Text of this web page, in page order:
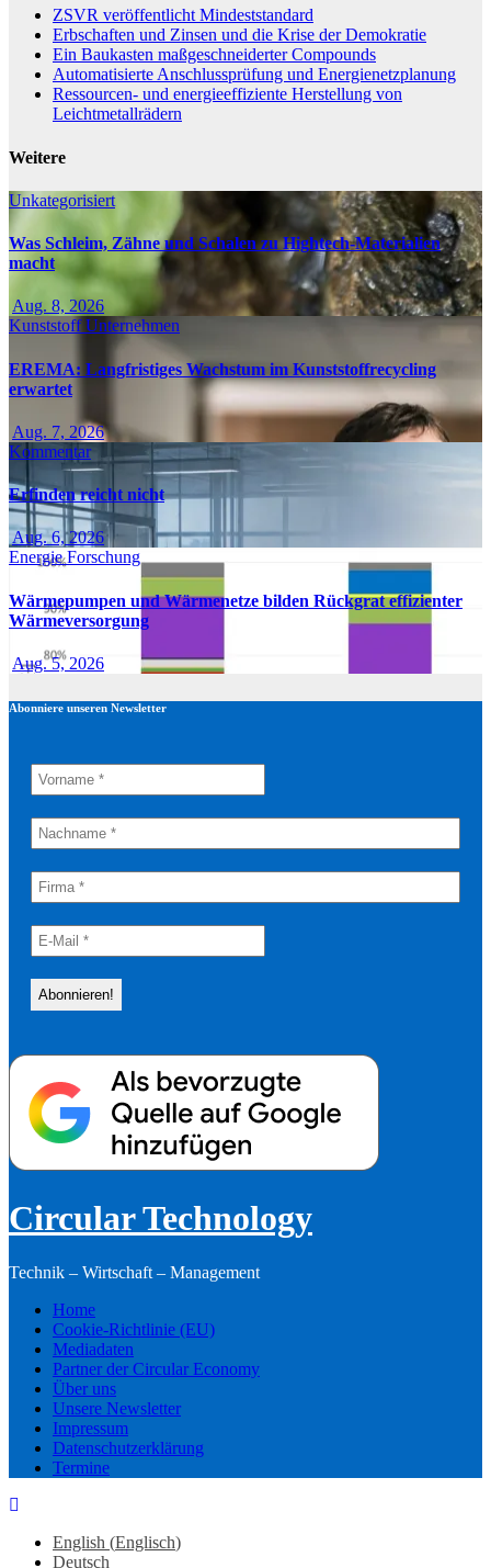
ZSVR veröffentlicht Mindeststandard
Erbschaften und Zinsen und die Krise der Demokratie
Ein Baukasten maßgeschneiderter Compounds
Automatisierte Anschlussprüfung und Energienetzplanung
Ressourcen- und energieeffiziente Herstellung von
Leichtmetallrädern
Weitere
Unkategorisiert
Was Schleim, Zähne und Schalen zu Hightech-Materialien
macht
Aug. 8, 2026
KunststoffUnternehmen
EREMA: Langfristiges Wachstum im Kunststoffrecycling
erwartet
Aug. 7, 2026
Kommentar
Erfinden reicht nicht
Aug. 6, 2026
EnergieForschung
Wärmepumpen und Wärmenetze bilden Rückgrat effizienter
Wärmeversorgung
Aug. 5, 2026
Abonniere unseren Newsletter
Circular Technology
Technik – Wirtschaft – Management
Home
Cookie-Richtlinie (EU)
Mediadaten
Partner der Circular Economy
Über uns
Unsere Newsletter
Impressum
Datenschutzerklärung
Termine
English (Englisch)
Deutsch